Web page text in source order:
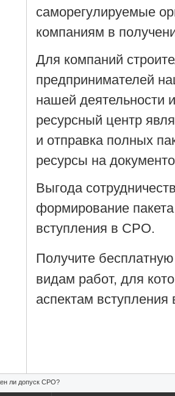
саморегулируемые
компаниям в
Для компаний
предпринимателей
нашей деятельности
ресурсный центр
и отправка полных
ресурсы на
Выгода
формирование
вступления в СРО.
Получите
видам работ, для
аспектам
ли допуск СРО?